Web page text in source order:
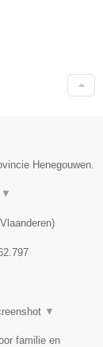
Henegouwen.
▼
)
▼
familie en